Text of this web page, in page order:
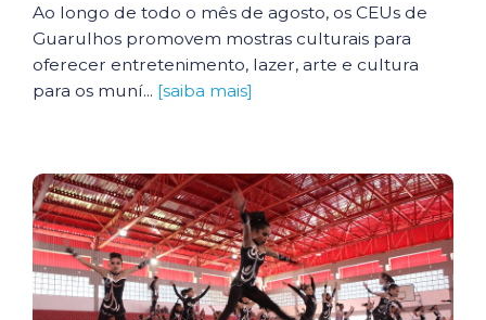
Ao longo de todo o mês de agosto, os CEUs de
Guarulhos promovem mostras culturais para
oferecer entretenimento, lazer, arte e cultura
para os muní... [saiba mais]